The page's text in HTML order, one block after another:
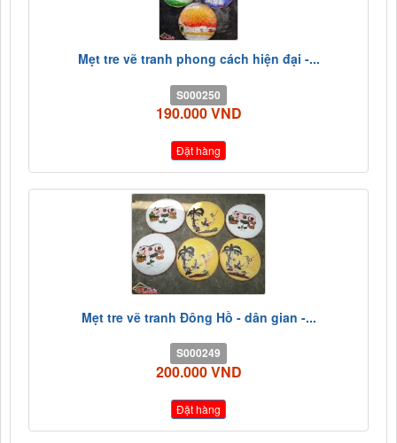
Mẹt tre vẽ tranh phong cách hiện đại -...
S000250
190.000 VND
Đặt hàng
Mẹt tre vẽ tranh Đông Hồ - dân gian -...
S000249
200.000 VND
Đặt hàng